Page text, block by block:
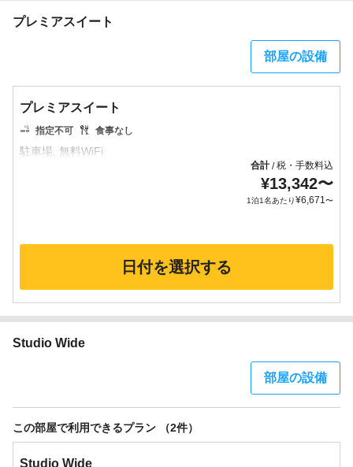
プレミアスイート
部屋の設備
プレミアスイート
指定不可 食事なし
合計/税・手数料込
¥13,342〜
1泊1名あたり¥6,671〜
日付を選択する
Studio Wide
部屋の設備
この部屋で利用できるプラン （2件）
Studio Wide